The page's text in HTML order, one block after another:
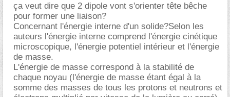
ça veut dire que 2 dipole vont s'orienter tête bêche
pour former une liaison?
Concernant l'énergie interne d'un solide?Selon les
auteurs l'énergie interne comprend l'énergie cinétique
microscopique, l'énergie potentiel intérieur et l'énergie
de masse.
L'énergie de masse correspond à la stabilité de
chaque noyau (l'énergie de masse étant égal à la
somme des masses de tous les protons et neutrons et